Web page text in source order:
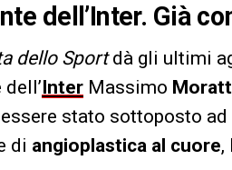
dell’Inter. Già
dello Sportdà gli ultimi
Inter Massimo
stato sottoposto
di angioplastica al cuore,